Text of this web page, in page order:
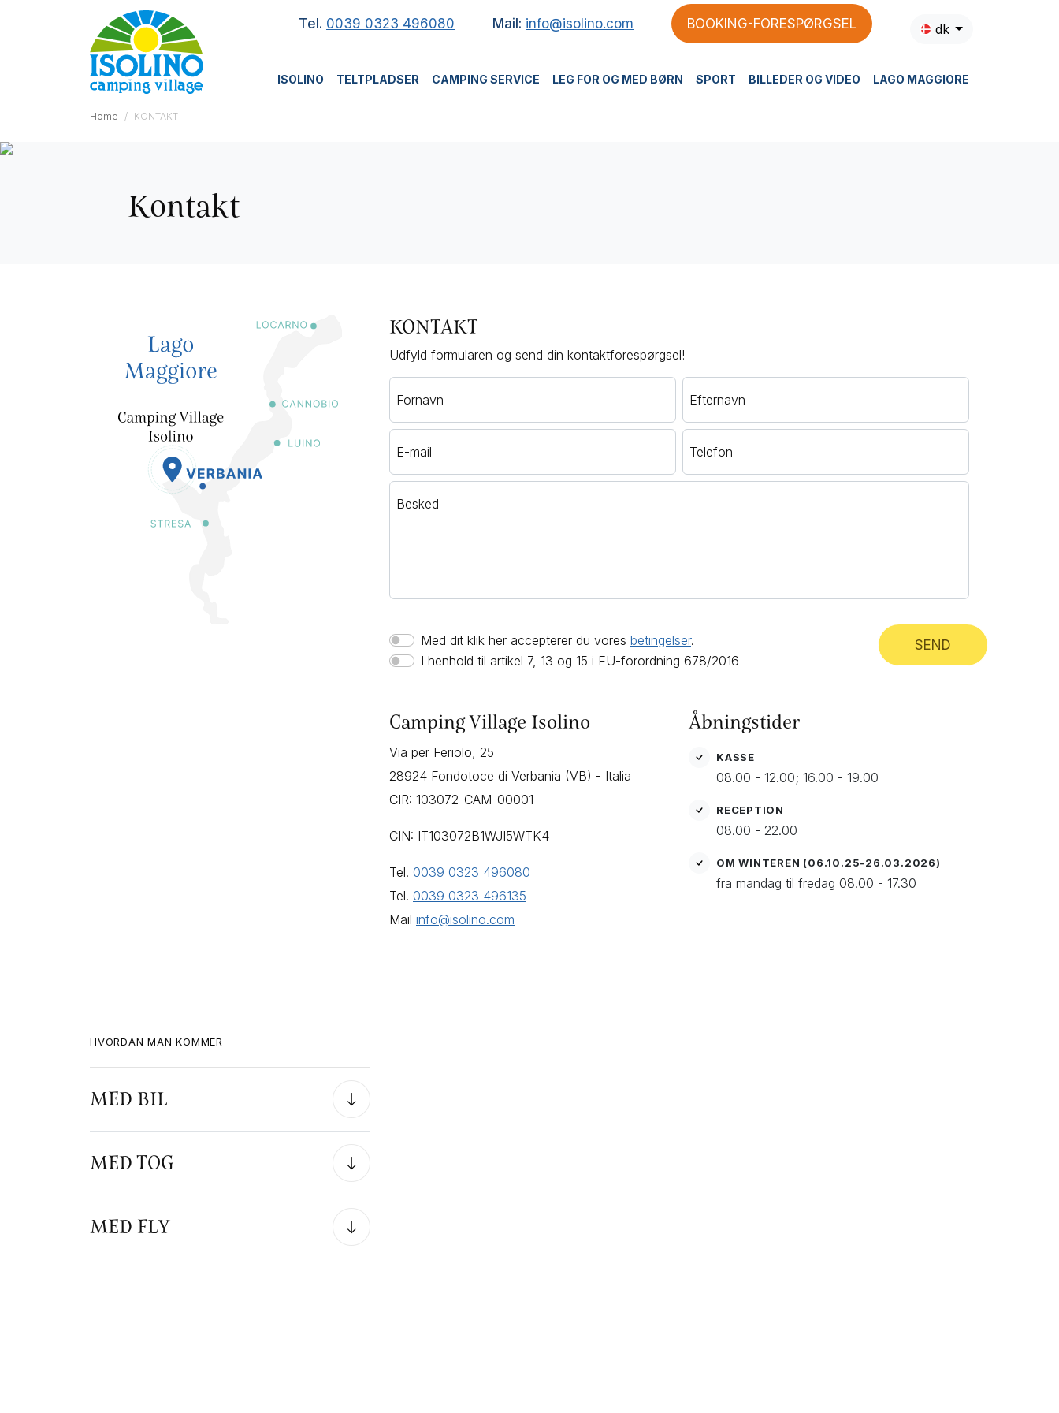
Tel. 0039 0323 496080 Mail: info@isolino.com BOOKING-FORESPØRGSEL dk
ISOLINO TELTPLADSER CAMPING SERVICE LEG FOR OG MED BØRN SPORT BILLEDER OG VIDEO LAGO MAGGIORE
Home KONTAKT
Kontakt
KONTAKT
Udfyld formularen og send din kontaktforespørgsel!
Fornavn Efternavn
E-mail Telefon
Besked
Med dit klik her accepterer du vores betingelser.
I henhold til artikel 7, 13 og 15 i EU-forordning 678/2016
SEND
Camping Village Isolino
Via per Feriolo, 25
28924 Fondotoce di Verbania (VB) - Italia
CIR: 103072-CAM-00001
CIN: IT103072B1WJI5WTK4
Tel. 0039 0323 496080
Tel. 0039 0323 496135
Mail info@isolino.com
Åbningstider
KASSE
08.00 - 12.00; 16.00 - 19.00
RECEPTION
08.00 - 22.00
OM WINTEREN (06.10.25-26.03.2026)
fra mandag til fredag 08.00 - 17.30
HVORDAN MAN KOMMER
MED BIL
MED TOG
MED FLY